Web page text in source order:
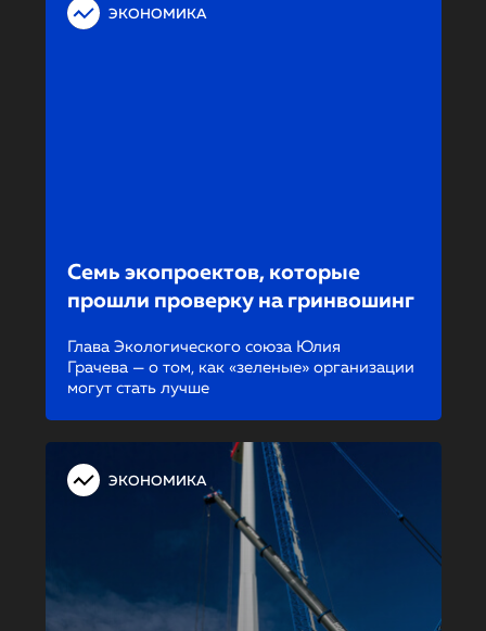
ЭКОНОМИКА
Семь экопроектов, которые
прошли проверку на гринвошинг
Глава Экологического союза Юлия
Грачева — о том, как «зеленые» организации
могут стать лучше
ЭКОНОМИКА